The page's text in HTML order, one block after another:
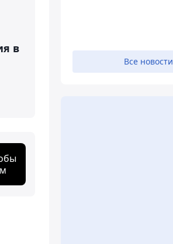
в
Все новости